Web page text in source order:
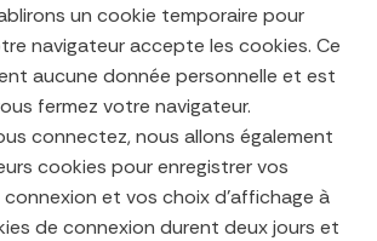
un cookie temporaire pour
navigateur accepte les cookies. Ce
aucune donnée personnelle et est
fermez votre navigateur.
connectez, nous allons également
cookies pour enregistrer vos
et vos choix d’affichage à
de connexion durent deux jours et